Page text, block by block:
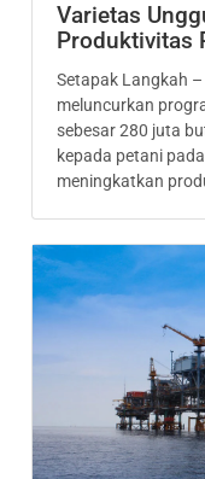
Varietas
Produktivitas
Setapak Langkah
meluncurkan
sebesar 280 juta
kepada petani
meningkatkan